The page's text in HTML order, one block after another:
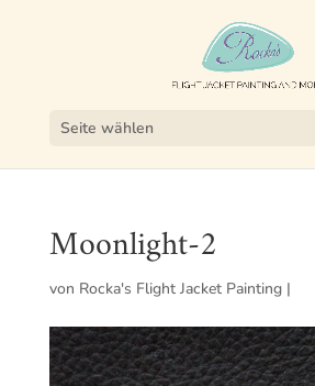
Seite wählen
Moonlight-2
von Rocka's Flight Jacket Painting|